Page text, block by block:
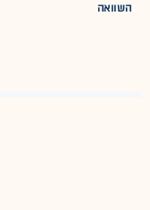
השוואה